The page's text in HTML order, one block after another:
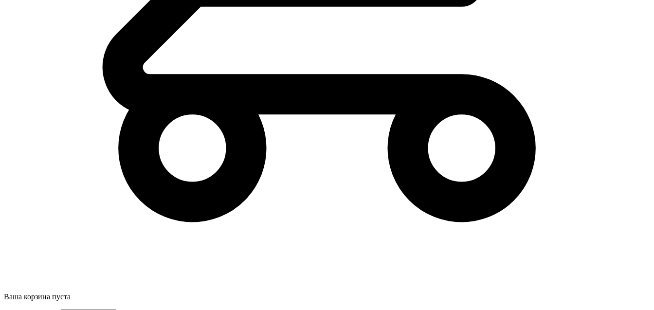
Ваша корзина пуста